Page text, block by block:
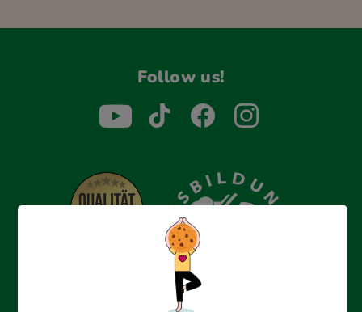
Follow us!
Erfolgreich bewerben mit Ausbildungspark: Wir